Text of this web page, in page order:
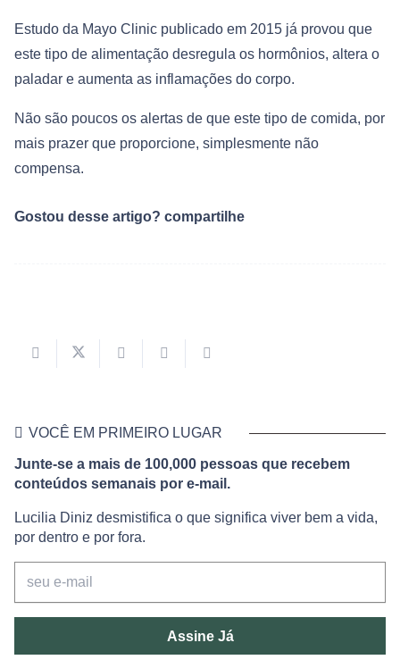
Estudo da Mayo Clinic publicado em 2015 já provou que
este tipo de alimentação desregula os hormônios, altera o
paladar e aumenta as inflamações do corpo.
Não são poucos os alertas de que este tipo de comida, por
mais prazer que proporcione, simplesmente não
compensa.
Gostou desse artigo? compartilhe
VOCÊ EM PRIMEIRO LUGAR
Junte-se a mais de 100,000 pessoas que recebem
conteúdos semanais por e-mail.
Lucilia Diniz desmistifica o que significa viver bem a vida,
por dentro e por fora.
Assine Já